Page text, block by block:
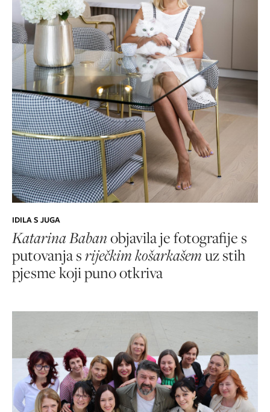
IDILA S JUGA
Katarina Babanobjavila je fotografije s
putovanja sriječkim košarkašemuz stih
pjesme koji puno otkriva